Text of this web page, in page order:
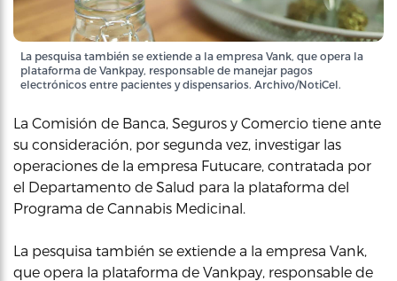
La pesquisa también se extiende a la empresa Vank, que opera la
plataforma de Vankpay, responsable de manejar pagos
electrónicos entre pacientes y dispensarios. Archivo/NotiCel.
La Comisión de Banca, Seguros y Comercio tiene ante
su consideración, por segunda vez, investigar las
operaciones de la empresa Futucare, contratada por
el Departamento de Salud para la plataforma del
Programa de Cannabis Medicinal.
La pesquisa también se extiende a la empresa Vank,
que opera la plataforma de Vankpay, responsable de